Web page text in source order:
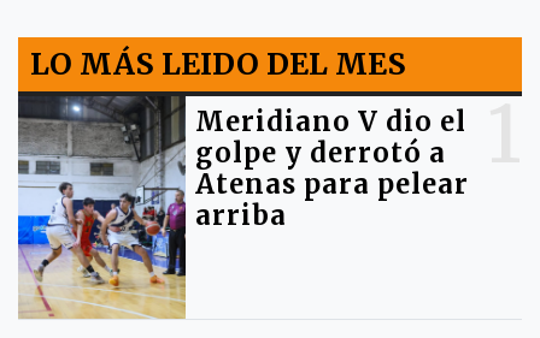
LO MÁS LEIDO DEL MES
Meridiano V dio el
golpe y derrotó a
Atenas para pelear
arriba